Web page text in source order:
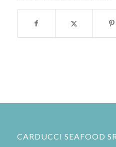
CARDUCCI SEAFOOD